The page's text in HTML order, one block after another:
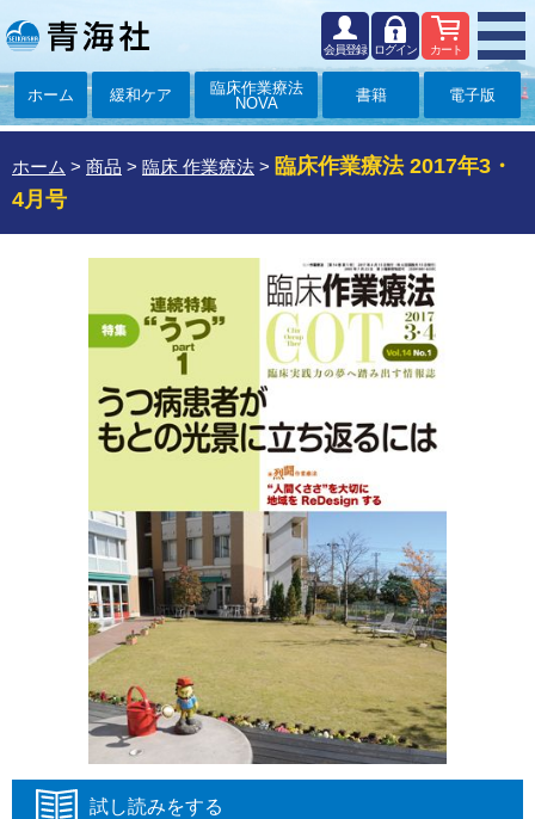
カート
ログイン
会員登録
ホーム 緩和ケア
臨床作業療法
NOVA
書籍 電子版
ホーム > 商品 > 臨床 作業療法 > 臨床作業療法 2017年3・
4月号
試し読みをする